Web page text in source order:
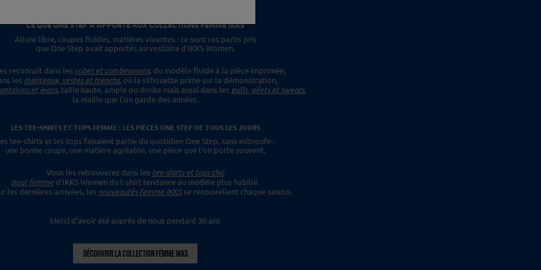
CE QUE ONE STEP A APPORTÉAUX COLLECTIONS FEMME IKKS
Allure libre, coupes fluides, matières vivantes : ce sont ces partis pris
que One Step avait apportés au vestiaire d'IKKS Women.
reconnaît dans les robes et combinaisons, du modèle fluide à la pièce imprimée,
les manteaux, vestes et trenchs, où la silhouette prime sur la démonstration,
et jeans, taille haute, ample ou droite mais aussi dans les pulls, gilets et sweats,
la maille que l'on garde des années.
LES TEE-SHIRTS ET TOPS FEMME : LES PIÈCES ONE STEPDE TOUS LES JOURS
tee-shirts et les tops faisaient partie du quotidien One Step, sans esbroufe :
une bonne coupe, une matière agréable, une pièceque l'on porte souvent.
Vous les retrouverez dans les tee-shirts et tops chic
pour femmed'IKKS Women du t-shirt tendanceau modèle plus habillé.
les dernières arrivées, les nouveautés femme IKKSse renouvellent chaque saison.
Merci d’avoir été auprès de nous pendant 30 ans
DÉCOUVRIR LA COLLECTION FEMME IKKS